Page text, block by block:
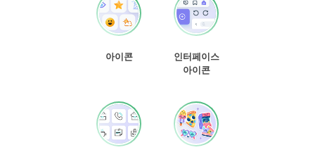
아이콘
인터페이스
아이콘